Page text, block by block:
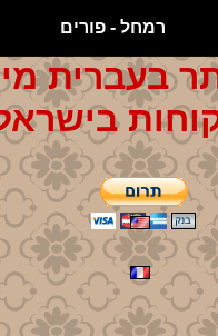
רמחל - פורים
בעברית